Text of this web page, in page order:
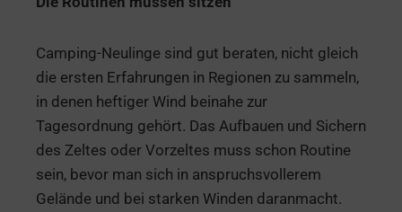
Camping-Neulinge sind gut beraten, nicht gleich
die ersten Erfahrungen in Regionen zu sammeln,
in denen heftiger Wind beinahe zur
Tagesordnung gehört. Das Aufbauen und Sichern
des Zeltes oder Vorzeltes muss schon Routine
sein, bevor man sich in anspruchsvollerem
Gelände und bei starken Winden daranmacht.